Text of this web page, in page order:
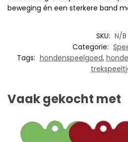
beweging én een sterkere band
SKU: N/B
Categorie:
Tags: hondenspeelgoed,
Vaak gekocht met